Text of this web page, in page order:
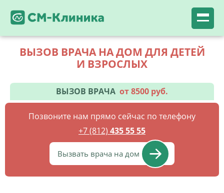
ВЫЗОВ ВРАЧА НА ДОМ ДЛЯ ДЕТЕЙ
И ВЗРОСЛЫХ
ВЫЗОВ ВРАЧА от 8500 руб.
Позвоните нам прямо сейчас по телефону
+7 (812) 435 55 55
Вызвать врача на дом